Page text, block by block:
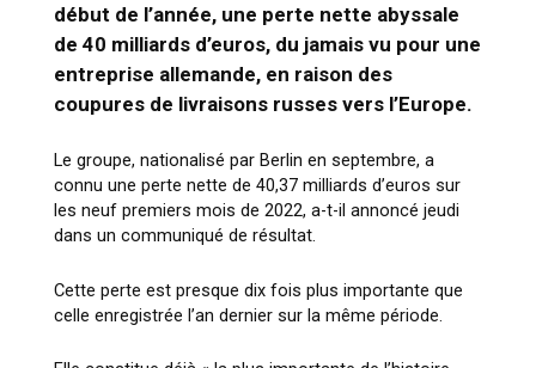
début de l’année, une perte nette abyssale
de 40 milliards d’euros, du jamais vu pour une
entreprise allemande, en raison des
coupures de livraisons russes vers l’Europe.
Le groupe, nationalisé par Berlin en septembre, a
connu une perte nette de 40,37 milliards d’euros sur
les neuf premiers mois de 2022, a-t-il annoncé jeudi
dans un communiqué de résultat.
Cette perte est presque dix fois plus importante que
celle enregistrée l’an dernier sur la même période.